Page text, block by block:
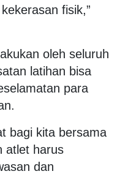
fisik,”
oleh seluruh
latihan bisa
para
bagi kita bersama
atlet harus
dan